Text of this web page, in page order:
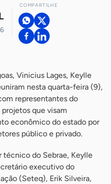
COMPARTILHE
Vinicius Lages, Keylle
nesta quarta-feira (9),
representantes do
que visam
econômico do estado por
público e privado.
técnico do Sebrae, Keylle
executivo do
(Seteq), Erik Silveira,